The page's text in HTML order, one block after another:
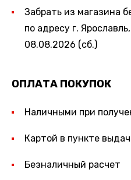
Забрать из магазина
по адресу г.
08.08.2026 (сб.)
ОПЛАТА ПОКУПОК
Наличными при
Картой в пункте
Безналичный расчет